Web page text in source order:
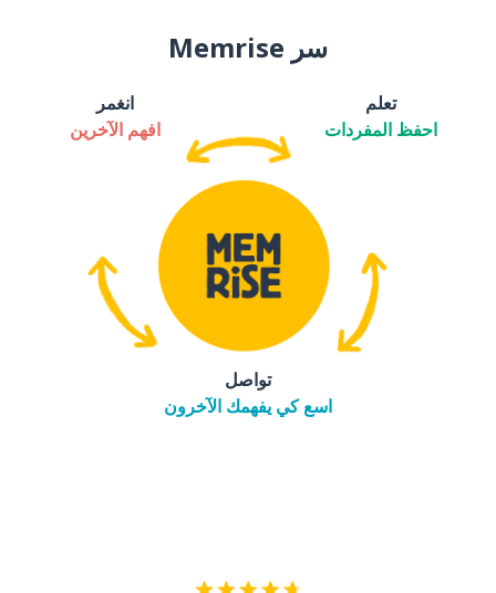
سر Memrise
تعلم
احفظ المفردات
انغمر
افهم الآخرين
تواصل
اسع كي يفهمك الآخرون